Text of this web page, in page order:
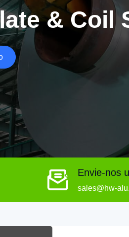
& Coil
Envie-nos
sales@hw-